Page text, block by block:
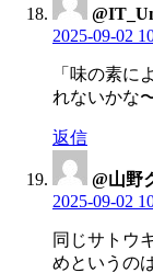
2025-09-02
「味の素に
れないかな
返信
@山野
2025-09-02
同じサトウ
めというの